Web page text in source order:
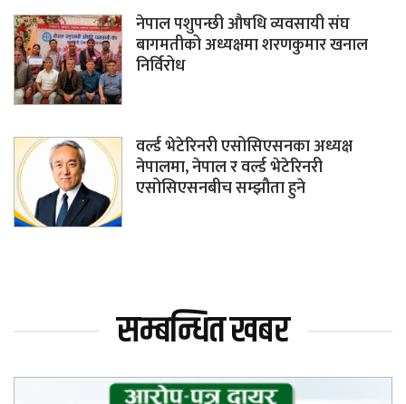
नेपाल पशुपन्छी औषधि व्यवसायी संघ
बागमतीको अध्यक्षमा शरणकुमार खनाल
निर्विरोध
वर्ल्ड भेटेरिनरी एसोसिएसनका अध्यक्ष
नेपालमा, नेपाल र वर्ल्ड भेटेरिनरी
एसोसिएसनबीच सम्झौता हुने
सम्बन्धित खबर